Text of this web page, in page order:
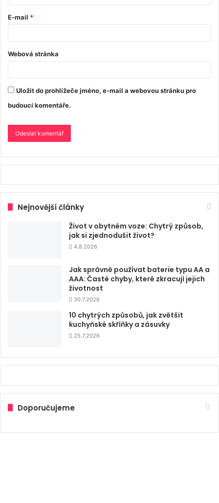
E-mail *
Webová stránka
Uložit do prohlížeče jméno, e-mail a webovou stránku pro
budoucí komentáře.
Nejnovější články
Život v obytném voze: Chytrý způsob,
jak si zjednodušit život?
4.8.2026
Jak správně používat baterie typu AA a
AAA: Časté chyby, které zkracují jejich
životnost
30.7.2026
10 chytrých způsobů, jak zvětšit
kuchyňské skříňky a zásuvky
25.7.2026
Doporučujeme